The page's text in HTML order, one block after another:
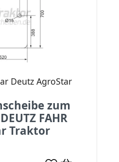
Deutz AgroStar
zum
FAHR
Traktor